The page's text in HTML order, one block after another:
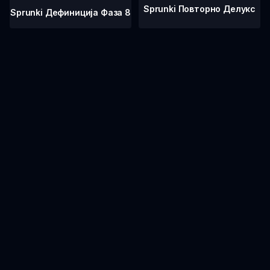
Sprunki Дефиниција Фаза 8 Sprunki Повторно Делукс